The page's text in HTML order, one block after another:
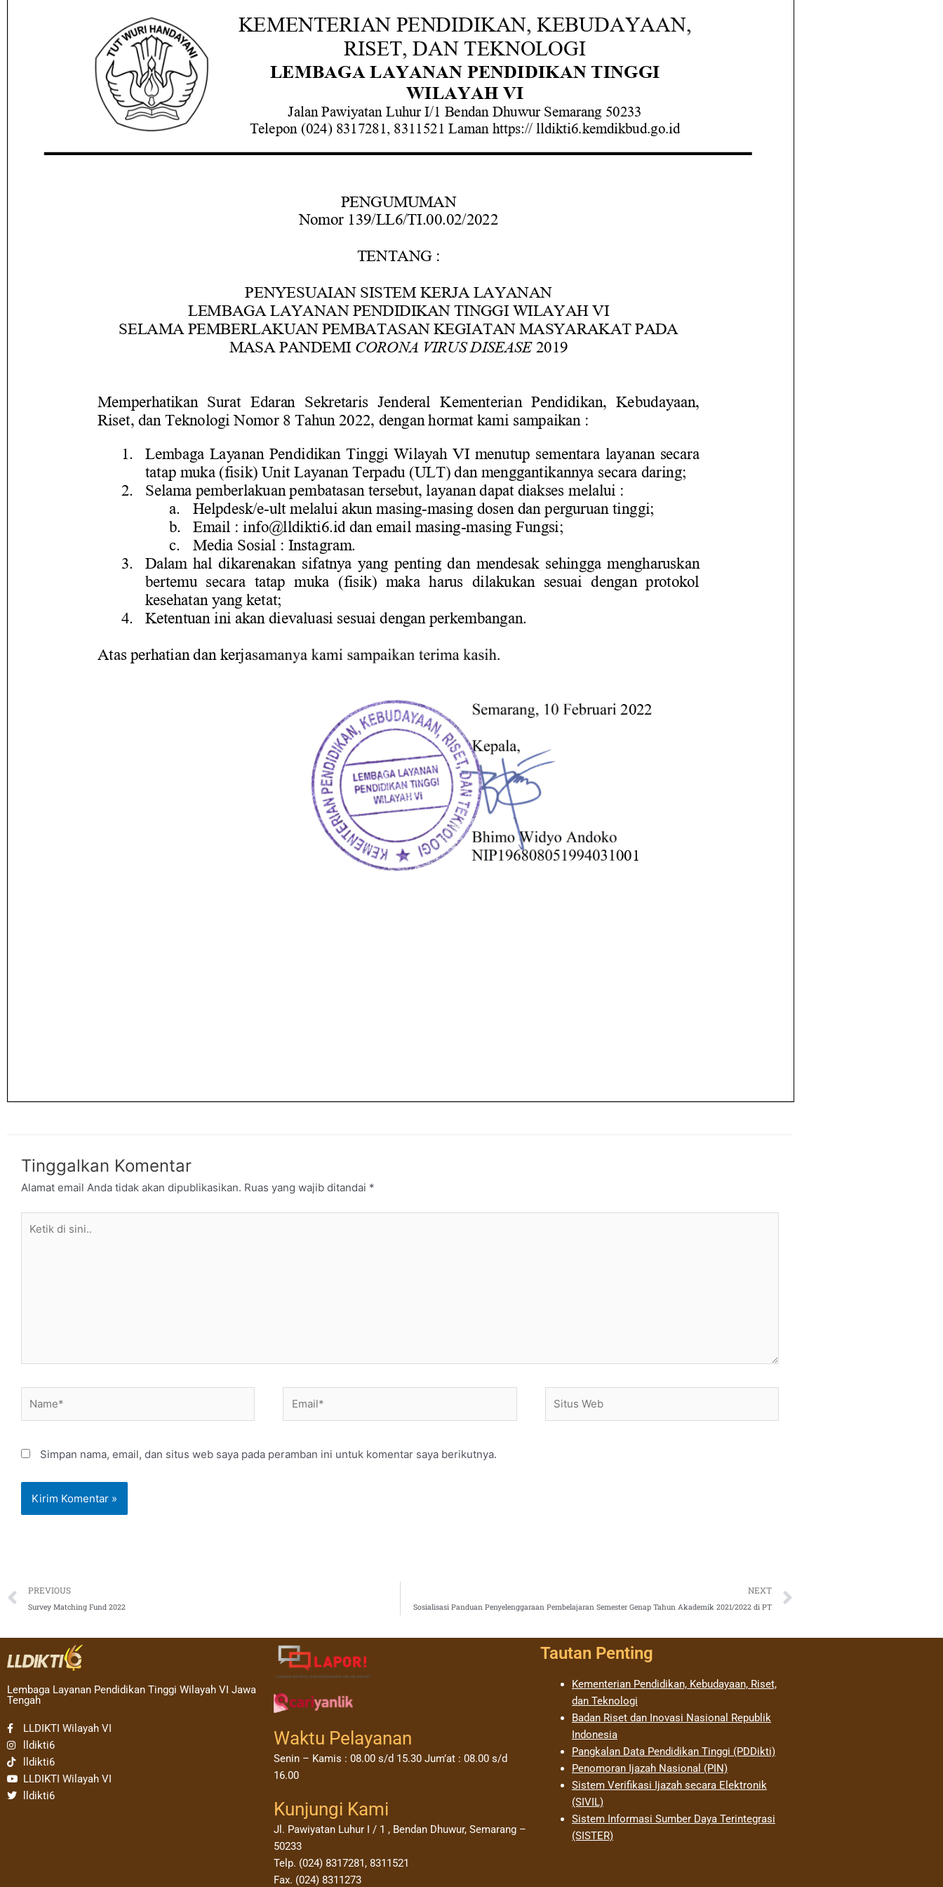
Tinggalkan Komentar
Alamat email Anda tidak akan dipublikasikan. Ruas yang wajib ditandai *
Web
Simpan nama, email, dan situs web saya pada peramban ini untuk komentar saya berikutnya.
Prev
PREVIOUS
Survey Matching Fund 2022
NEXT
Sosialisasi Panduan Penyelenggaraan Pembelajaran Semester Genap Tahun Akademik 2021/2022 di PT
Lembaga Layanan Pendidikan Tinggi Wilayah VI Jawa
Tengah
LLDIKTI Wilayah VI
lldikti6
lldikti6
LLDIKTI Wilayah VI
lldikti6
Waktu Pelayanan
Senin – Kamis : 08.00 s/d 15.30 Jum’at : 08.00 s/d
16.00
Kunjungi Kami
Jl. Pawiyatan Luhur I / 1 , Bendan Dhuwur, Semarang –
50233
Telp. (024) 8317281, 8311521
Fax. (024) 8311273
Tautan Penting
Kementerian Pendidikan, Kebudayaan, Riset,
dan Teknologi
Badan Riset dan Inovasi Nasional Republik
Indonesia
Pangkalan Data Pendidikan Tinggi (PDDikti)
Penomoran Ijazah Nasional (PIN)
Sistem Verifikasi Ijazah secara Elektronik
(SIVIL)
Sistem Informasi Sumber Daya Terintegrasi
(SISTER)